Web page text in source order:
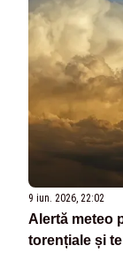
9 iun. 2026, 22:02
Alertă meteo
torențiale și